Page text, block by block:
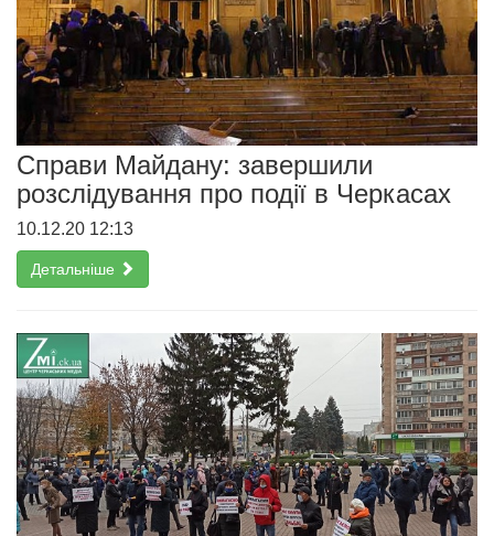
Справи Майдану: завершили
розслідування про події в Черкасах
10.12.20 12:13
Детальніше